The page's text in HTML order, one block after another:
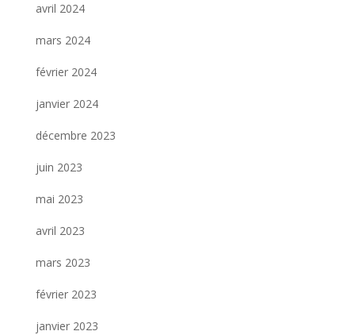
avril 2024
mars 2024
février 2024
janvier 2024
décembre 2023
juin 2023
mai 2023
avril 2023
mars 2023
février 2023
janvier 2023